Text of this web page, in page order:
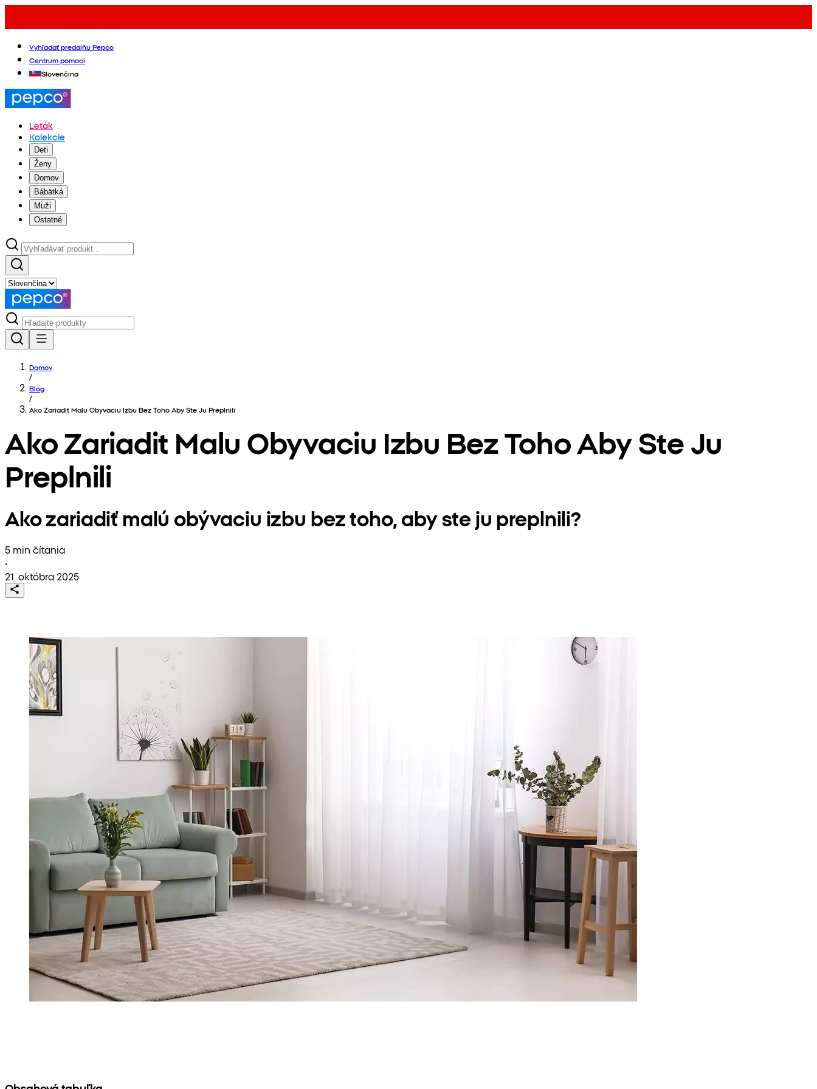
Vyhľadať predajňu Pepco
Centrum pomoci
Slovenčina
Leták
Kolekcie
Deti
Ženy
Domov
Bábätká
Muži
Ostatné
Domov
/
Blog
/
Ako Zariadit Malu Obyvaciu Izbu Bez Toho Aby Ste Ju Preplnili
Ako Zariadit Malu Obyvaciu Izbu Bez Toho Aby Ste Ju
Preplnili
Ako zariadiť malú obývaciu izbu bez toho, aby ste ju preplnili?
5 min čítania
•
21. októbra 2025